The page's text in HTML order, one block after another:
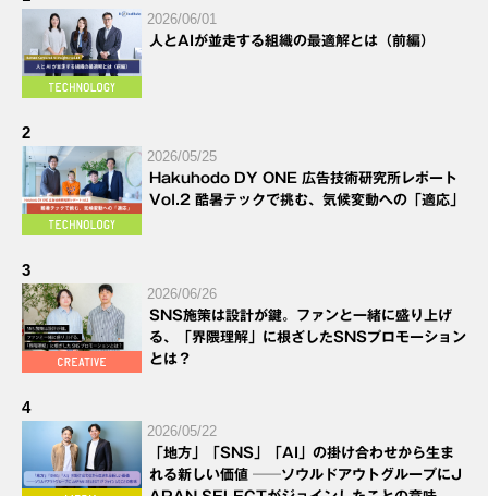
2026/06/01
人とAIが並走する組織の最適解とは（前編）
2
2026/05/25
Hakuhodo DY ONE 広告技術研究所レポート
Vol.2 酷暑テックで挑む、気候変動への「適応」
3
2026/06/26
SNS施策は設計が鍵。ファンと一緒に盛り上げ
る、「界隈理解」に根ざしたSNSプロモーション
とは？
4
2026/05/22
「地方」「SNS」「AI」の掛け合わせから生ま
れる新しい価値 ──ソウルドアウトグループにJ